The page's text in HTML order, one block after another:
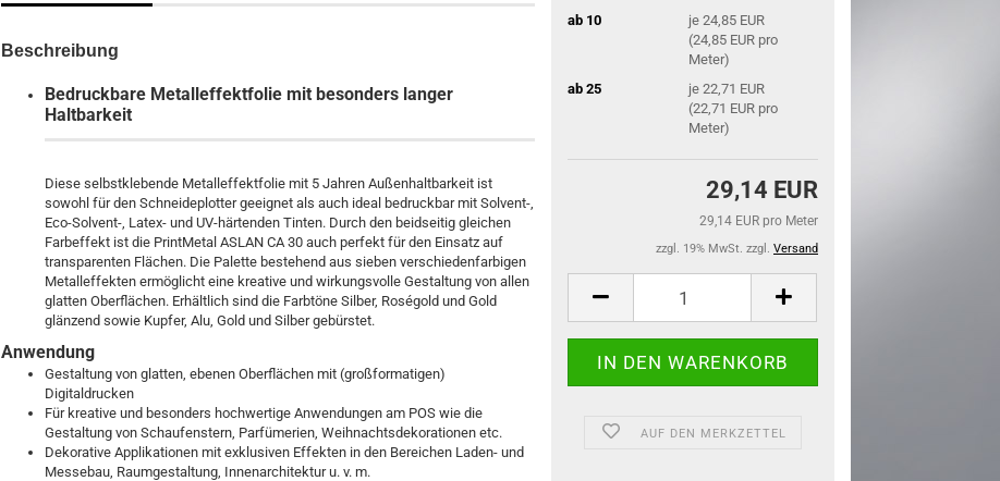
ab 10
je 24,85 EUR
(24,85 EUR pro
Meter)
ab 25
je 22,71 EUR
(22,71 EUR pro
Meter)
29,14 EUR
29,14 EUR pro Meter
zzgl. 19% MwSt. zzgl. Versand
AUF DEN MERKZETTEL
Beschreibung
Bedruckbare Metalleffektfolie mit besonders langer
Haltbarkeit
Diese selbstklebende Metalleffektfolie mit 5 Jahren Außenhaltbarkeit ist
sowohl für den Schneideplotter geeignet als auch ideal bedruckbar mit Solvent-,
Eco-Solvent-, Latex- und UV-härtenden Tinten. Durch den beidseitig gleichen
Farbeffekt ist die PrintMetal ASLAN CA 30 auch perfekt für den Einsatz auf
transparenten Flächen. Die Palette bestehend aus sieben verschiedenfarbigen
Metalleffekten ermöglicht eine kreative und wirkungsvolle Gestaltung von allen
glatten Oberflächen. Erhältlich sind die Farbtöne Silber, Roségold und Gold
glänzend sowie Kupfer, Alu, Gold und Silber gebürstet.
Anwendung
Gestaltung von glatten, ebenen Oberflächen mit (großformatigen)
Digitaldrucken
Für kreative und besonders hochwertige Anwendungen am POS wie die
Gestaltung von Schaufenstern, Parfümerien, Weihnachtsdekorationen etc.
Dekorative Applikationen mit exklusiven Effekten in den Bereichen Laden- und
Messebau, Raumgestaltung, Innenarchitektur u. v. m.